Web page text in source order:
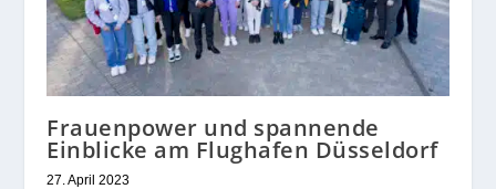
Frauenpower und spannende
Einblicke am Flughafen Düsseldorf
27. April 2023